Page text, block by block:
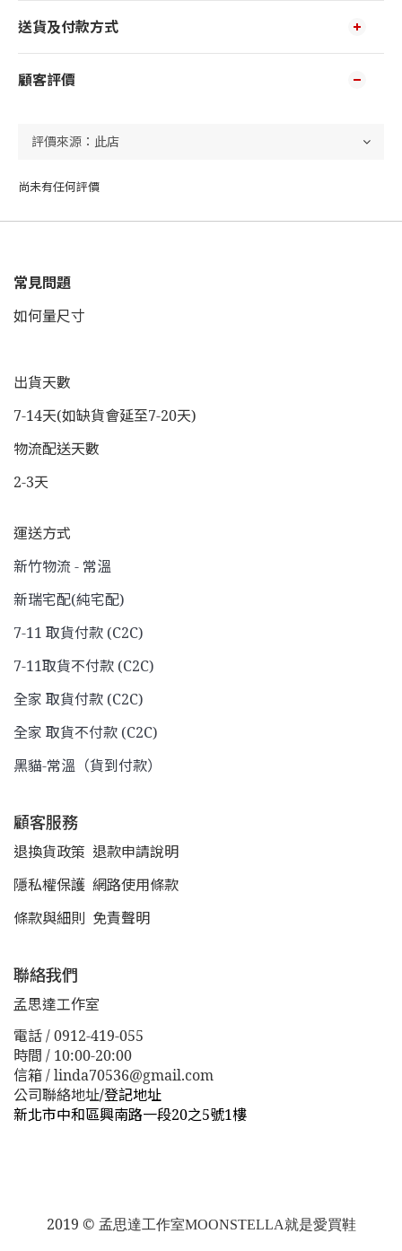
送貨及付款方式
顧客評價
尚未有任何評價
常見問題
如何量尺寸
出貨天數
7-14天(如缺貨會延至7-20天)
物流配送天數
2-3天
運送方式
新竹物流 - 常溫
新瑞宅配(純宅配)
7-11 取貨付款 (C2C)
7-11取貨不付款 (C2C)
全家 取貨付款 (C2C)
全家 取貨不付款 (C2C)
黑貓-常溫（貨到付款）
顧客服務
退換貨政策 退款申請說明
隱私權保護 網路使用條款
條款與細則 免責聲明
聯絡我們
孟思達工作室
電話 / 0912-419-055
時間 / 10:00-20:00
信箱 / linda70536@gmail.com
公司聯絡地址/登記地址
新北市中和區興南路一段20之5號1樓
2019 © 孟思達工作室MOONSTELLA就是愛買鞋